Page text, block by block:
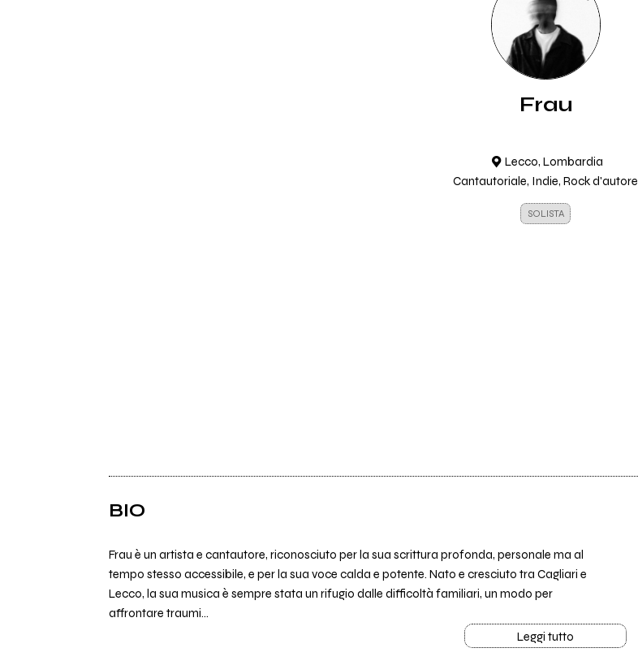
Frau
Lecco, Lombardia
Cantautoriale, Indie, Rock d'autore
SOLISTA
BIO
Frau è un artista e cantautore, riconosciuto per la sua scrittura profonda, personale ma al
tempo stesso accessibile, e per la sua voce calda e potente. Nato e cresciuto tra Cagliari e
Lecco, la sua musica è sempre stata un rifugio dalle difficoltà familiari, un modo per
affrontare traumi...
Leggi tutto